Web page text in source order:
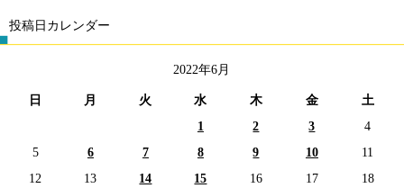
投稿日カレンダー
2022年6月
日 月 火 水 木 金 土
1 2 3
4
5
6 7 8 9 10
11
12
13 14 15 16 17
18